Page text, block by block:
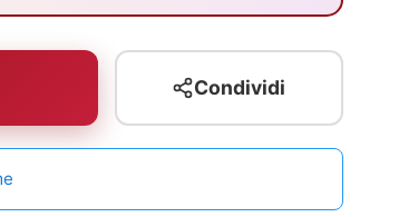
Condividi